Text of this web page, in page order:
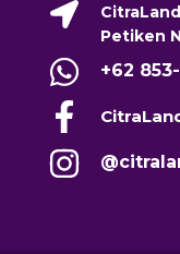
Petiken
+62